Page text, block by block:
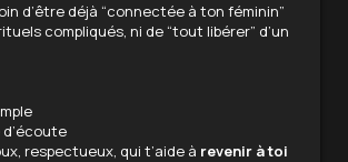
d’être déjà “connectée à ton féminin”
compliqués, ni de “tout libérer” d’un
d’écoute
respectueux, qui t’aide à revenir à toi